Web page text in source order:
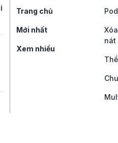
Trang chủ
Mới nhất
Xem nhiều
nát